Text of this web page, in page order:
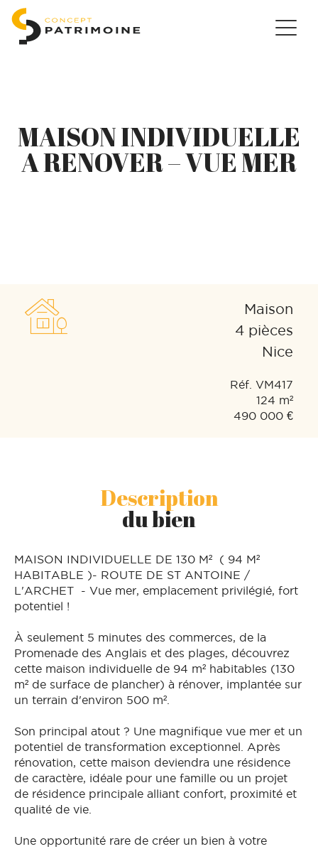
MAISON INDIVIDUELLE
A RENOVER – VUE MER
Maison
4 pièces
Nice
Réf. VM417
124 m²
490 000 €
Description
du bien
MAISON INDIVIDUELLE DE 130 M² ( 94 M²
HABITABLE )- ROUTE DE ST ANTOINE /
L'ARCHET - Vue mer, emplacement privilégié, fort
potentiel !
À seulement 5 minutes des commerces, de la
Promenade des Anglais et des plages, découvrez
cette maison individuelle de 94 m² habitables (130
m² de surface de plancher) à rénover, implantée sur
un terrain d'environ 500 m².
Son principal atout ? Une magnifique vue mer et un
potentiel de transformation exceptionnel. Après
rénovation, cette maison deviendra une résidence
de caractère, idéale pour une famille ou un projet
de résidence principale alliant confort, proximité et
qualité de vie.
Une opportunité rare de créer un bien à votre